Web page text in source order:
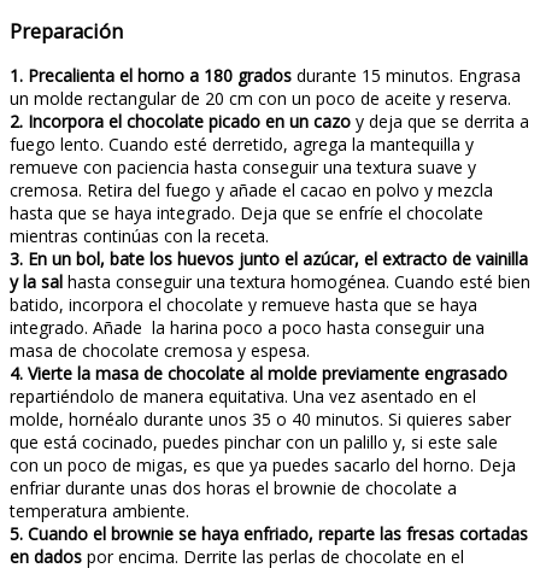
Preparación
1. Precalienta el horno a 180 grados durante 15 minutos. Engrasa
un molde rectangular de 20 cm con un poco de aceite y reserva.
2. Incorpora el chocolate picado en un cazo y deja que se derrita a
fuego lento. Cuando esté derretido, agrega la mantequilla y
remueve con paciencia hasta conseguir una textura suave y
cremosa. Retira del fuego y añade el cacao en polvo y mezcla
hasta que se haya integrado. Deja que se enfríe el chocolate
mientras continúas con la receta.
3. En un bol, bate los huevos junto el azúcar, el extracto de vainilla
y la sal hasta conseguir una textura homogénea. Cuando esté bien
batido, incorpora el chocolate y remueve hasta que se haya
integrado. Añade la harina poco a poco hasta conseguir una
masa de chocolate cremosa y espesa.
4. Vierte la masa de chocolate al molde previamente engrasado
repartiéndolo de manera equitativa. Una vez asentado en el
molde, hornéalo durante unos 35 o 40 minutos. Si quieres saber
que está cocinado, puedes pinchar con un palillo y, si este sale
con un poco de migas, es que ya puedes sacarlo del horno. Deja
enfriar durante unas dos horas el brownie de chocolate a
temperatura ambiente.
5. Cuando el brownie se haya enfriado, reparte las fresas cortadas
en dados por encima. Derrite las perlas de chocolate en el